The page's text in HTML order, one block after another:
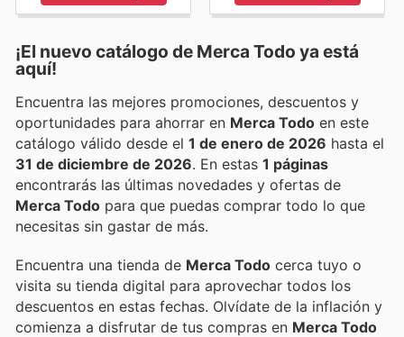
¡El nuevo catálogo de Merca Todo ya está
aquí!
Encuentra las mejores promociones, descuentos y
oportunidades para ahorrar en Merca Todo en este
catálogo válido desde el 1 de enero de 2026 hasta el
31 de diciembre de 2026 . En estas 1 páginas
encontrarás las últimas novedades y ofertas de
Merca Todo para que puedas comprar todo lo que
necesitas sin gastar de más.
Encuentra una tienda de Merca Todo cerca tuyo o
visita su tienda digital para aprovechar todos los
descuentos en estas fechas. Olvídate de la inflación y
comienza a disfrutar de tus compras en Merca Todo